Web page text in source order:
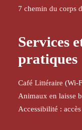
7 chemin du corps
Services
pratiques
Café Littéraire (Wi-
Animaux en laisse
Accessibilité :